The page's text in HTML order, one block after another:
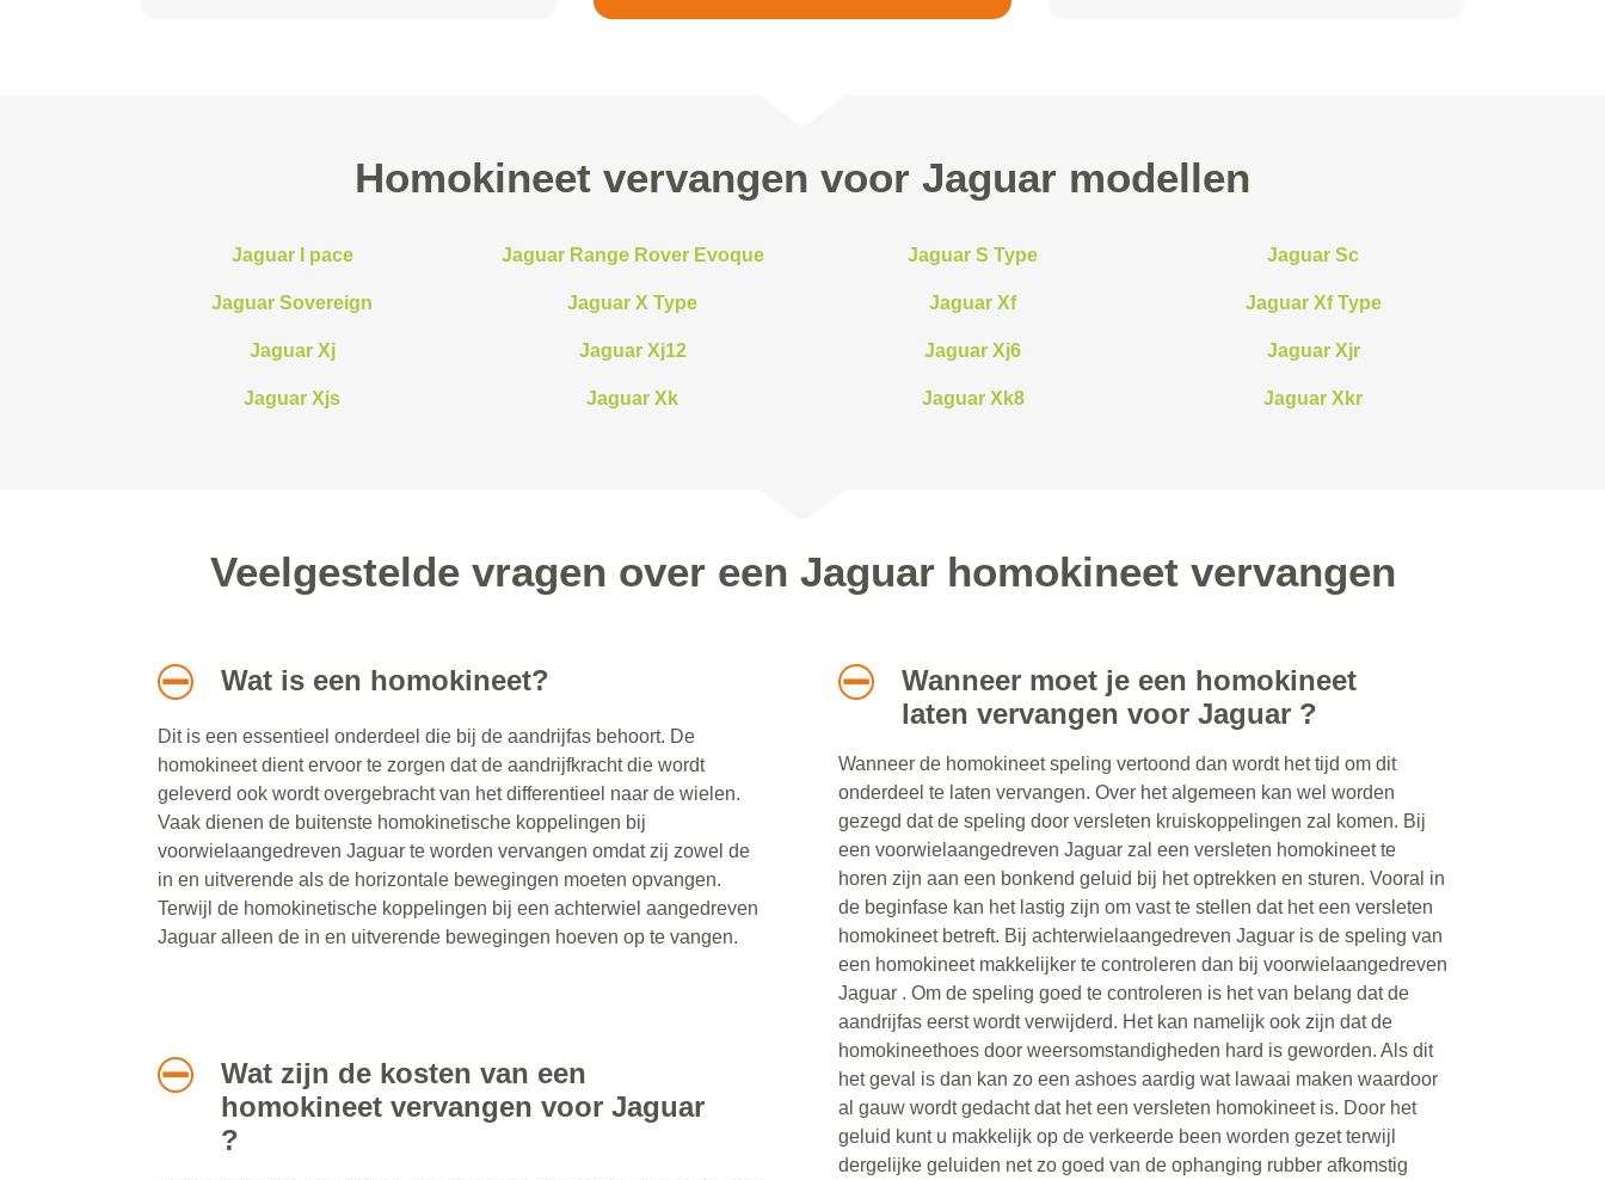
Homokineet vervangen voor Jaguar modellen
Jaguar I pace Jaguar Range Rover Evoque Jaguar S Type Jaguar Sc
Jaguar Sovereign Jaguar X Type Jaguar Xf Jaguar Xf Type
Jaguar Xj Jaguar Xj12 Jaguar Xj6 Jaguar Xjr
Jaguar Xjs Jaguar Xk Jaguar Xk8 Jaguar Xkr
Veelgestelde vragen over een Jaguar homokineet vervangen
Wat is een homokineet?
Dit is een essentieel onderdeel die bij de aandrijfas behoort. De
homokineet dient ervoor te zorgen dat de aandrijfkracht die wordt
geleverd ook wordt overgebracht van het differentieel naar de wielen.
Vaak dienen de buitenste homokinetische koppelingen bij
voorwielaangedreven Jaguar te worden vervangen omdat zij zowel de
in en uitverende als de horizontale bewegingen moeten opvangen.
Terwijl de homokinetische koppelingen bij een achterwiel aangedreven
Jaguar alleen de in en uitverende bewegingen hoeven op te vangen.
Wat zijn de kosten van een
homokineet vervangen voor Jaguar
?
Wanneer moet je een homokineet
laten vervangen voor Jaguar ?
Wanneer de homokineet speling vertoond dan wordt het tijd om dit
onderdeel te laten vervangen. Over het algemeen kan wel worden
gezegd dat de speling door versleten kruiskoppelingen zal komen. Bij
een voorwielaangedreven Jaguar zal een versleten homokineet te
horen zijn aan een bonkend geluid bij het optrekken en sturen. Vooral in
de beginfase kan het lastig zijn om vast te stellen dat het een versleten
homokineet betreft. Bij achterwielaangedreven Jaguar is de speling van
een homokineet makkelijker te controleren dan bij voorwielaangedreven
Jaguar . Om de speling goed te controleren is het van belang dat de
aandrijfas eerst wordt verwijderd. Het kan namelijk ook zijn dat de
homokineethoes door weersomstandigheden hard is geworden. Als dit
het geval is dan kan zo een ashoes aardig wat lawaai maken waardoor
al gauw wordt gedacht dat het een versleten homokineet is. Door het
geluid kunt u makkelijk op de verkeerde been worden gezet terwijl
dergelijke geluiden net zo goed van de ophanging rubber afkomstig